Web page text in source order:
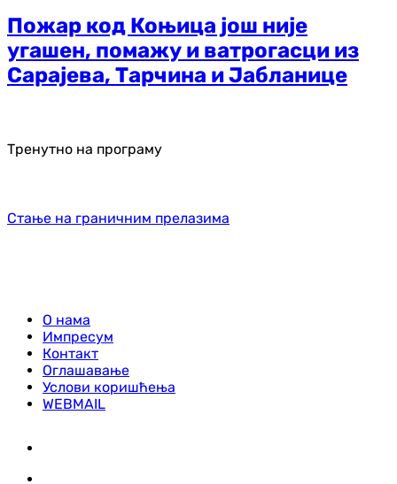
Пожар код Коњица још није
угашен, помажу и ватрогасци из
Сарајева, Тарчина и Јабланице
Тренутно на програму
Стање на граничним прелазима
О нама
Импресум
Контакт
Оглашавање
Услови коришћења
WEBMAIL